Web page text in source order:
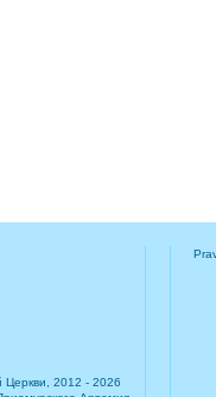
Церкви, 2012 - 2026